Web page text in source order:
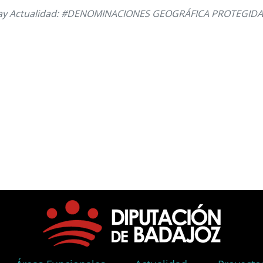
Actualidad: #DENOMINACIONES GEOGRÁFICA